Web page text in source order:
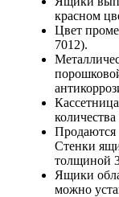
красном
Цвет
7012).
Продаются
Стенки
толщиной
Ящики
можно